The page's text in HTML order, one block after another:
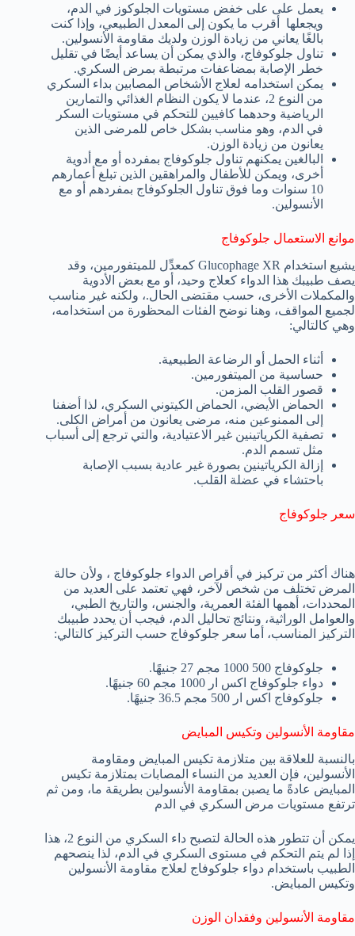
يعمل على على خفض مستويات الجلوكوز في الدم،
ويجعلها أقرب ما يكون إلى المعدل الطبيعي، وإذا كنت
بالغًا يعاني من زيادة الوزن ولديك مقاومة الأنسولين.
تناول جلوكوفاج، والذي يمكن أن يساعد أيضًا في تقليل
خطر الإصابة بمضاعفات مرتبطة بمرض السكري.
يمكن استخدامه لعلاج الأشخاص المصابين بداء السكري
من النوع 2، عندما لا يكون النظام الغذائي والتمارين
الرياضية وحدهما كافيين للتحكم في مستويات السكر
في الدم، وهو مناسب بشكل خاص للمرضى الذين
يعانون من زيادة الوزن.
البالغين يمكنهم تناول جلوكوفاج بمفرده أو مع أدوية
أخرى، ويمكن للأطفال والمراهقين الذين تبلغ أعمارهم
10 سنوات وما فوق تناول الجلوكوفاج بمفردهم أو مع
الأنسولين.
موانع الاستعمال جلوكوفاج
يشيع استخدام Glucophage XR كمعدِّل للميتفورمين، وقد
يصف طبيبك هذا الدواء كعلاج وحيد، أو مع بعض الأدوية
والمكملات الأخرى، حسب مقتضى الحال.، ولكنه غير مناسب
لجميع المواقف، وهنا نوضح الفئات المحظورة من استخدامه،
وهي كالتالي:
أثناء الحمل أو الرضاعة الطبيعية.
حساسية من الميتفورمين.
قصور القلب المزمن.
الحماض الأيضي، الحماض الكيتوني السكري، لذا أضفنا
إلى الممنوعين منه، مرضى يعانون من أمراض الكلى.
تصفية الكرياتينين غير الاعتيادية، والتي ترجع إلى أسباب
مثل تسمم الدم.
إزالة الكرياتينين بصورة غير عادية بسبب الإصابة
باحتشاء في عضلة القلب.
سعر جلوكوفاج
هناك أكثر من تركيز في أقراص الدواء جلوكوفاج ، ولأن حالة
المرض تختلف من شخص لآخر، فهي تعتمد على العديد من
المحددات، أهمها الفئة العمرية، والجنس، والتاريخ الطبي،
والعوامل الوراثية، ونتائج تحاليل الدم، فيجب أن يحدد طبيبك
التركيز المناسب، أما سعر جلوكوفاج حسب التركيز كالتالي:
جلوكوفاج 500 1000 مجم 27 جنيهًا.
دواء جلوكوفاج اكس ار 1000 مجم 60 جنيهًا.
جلوكوفاج اكس ار 500 مجم 36.5 جنيهًا.
مقاومة الأنسولين وتكيس المبايض
بالنسبة للعلاقة بين متلازمة تكيس المبايض ومقاومة
الأنسولين، فإن العديد من النساء المصابات بمتلازمة تكيس
المبايض عادةً ما يصبن بمقاومة الأنسولين بطريقة ما، ومن ثم
ترتفع مستويات مرض السكري في الدم
يمكن أن تتطور هذه الحالة لتصبح داء السكري من النوع 2، هذا
إذا لم يتم التحكم في مستوى السكري في الدم، لذا ينصحهم
الطبيب باستخدام دواء جلوكوفاج لعلاج مقاومة الأنسولين
وتكيس المبايض.
مقاومة الأنسولين وفقدان الوزن